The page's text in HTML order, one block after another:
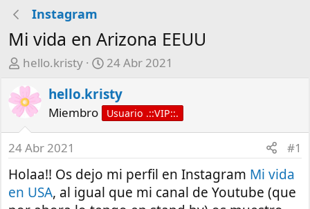
Instagram
Mi vida en Arizona EEUU
A
t
o
r
hello.kristy
F
c
h
a
e
i
n
i
24 Abr 2021
hello.kristy
Miembro Usuario .::VIP::.
24 Abr 2021 #1
Holaa!! Os dejo mi perfil en Instagram Mi vida
en USA, al igual que mi canal de Youtube (que